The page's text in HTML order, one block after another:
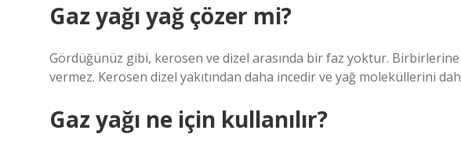
Gaz yağı yağ çözer mi?
Gördüğünüz gibi, kerosen ve dizel arasında bir faz yoktur.
vermez. Kerosen dizel yakıtından daha incedir ve yağ moleküllerini daha
Gaz yağı ne için kullanılır?